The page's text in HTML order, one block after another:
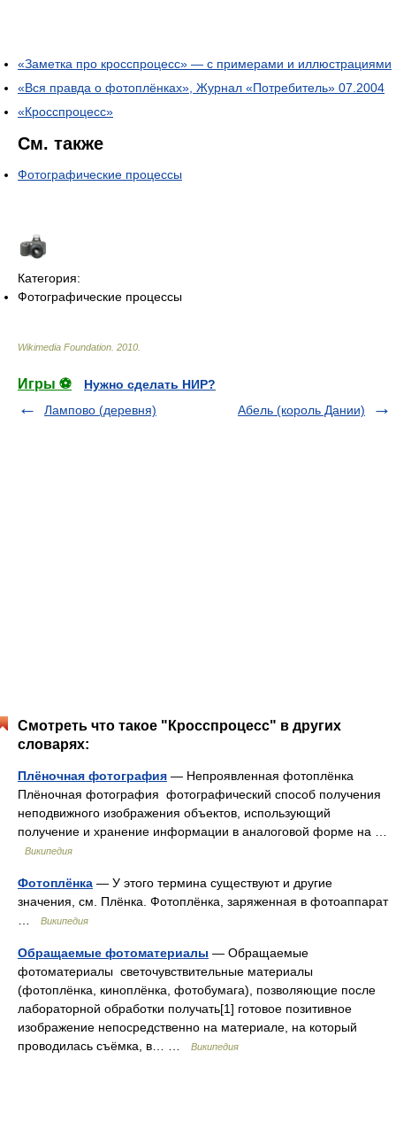
«Заметка про кросспроцесс» — с примерами и иллюстрациями
«Вся правда о фотоплёнках», Журнал «Потребитель» 07.2004
«Кросспроцесс»
См. также
Фотографические процессы
Категория:
Фотографические процессы
Wikimedia Foundation 2010
Игры ⚽
Нужно сделать НИР?
Лампово (деревня)
Абель (король Дании)
Смотреть что такое "Кросспроцесс" в других
словарях:
Плёночная фотография — Непроявленная фотоплёнка
Плёночная фотография фотографический способ получения
неподвижного изображения объектов, использующий
получение и хранение информации в аналоговой форме на …
Википедия
Фотоплёнка — У этого термина существуют и другие
значения, см. Плёнка. Фотоплёнка, заряженная в фотоаппарат
Википедия
Обращаемые фотоматериалы — Обращаемые
фотоматериалы светочувствительные материалы
(фотоплёнка, киноплёнка, фотобумага), позволяющие после
лабораторной обработки получать[1] готовое позитивное
изображение непосредственно на материале, на который
проводилась съёмка, в… …
Википедия